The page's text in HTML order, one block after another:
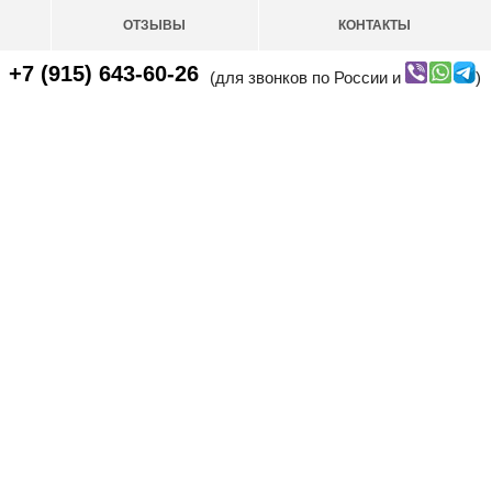
ОТЗЫВЫ КОНТАКТЫ
+7 (915) 643-60-26 (для звонков по России и )